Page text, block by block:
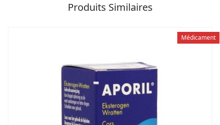
Produits Similaires
Médicament